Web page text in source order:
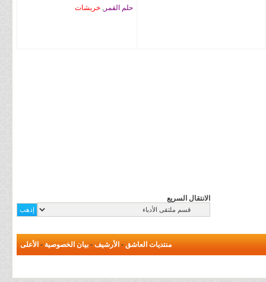
حلم القمر , خربشات
الانتقال السريع
منتديات العاشق - الأرشيف - بيان الخصوصية - الأعلى